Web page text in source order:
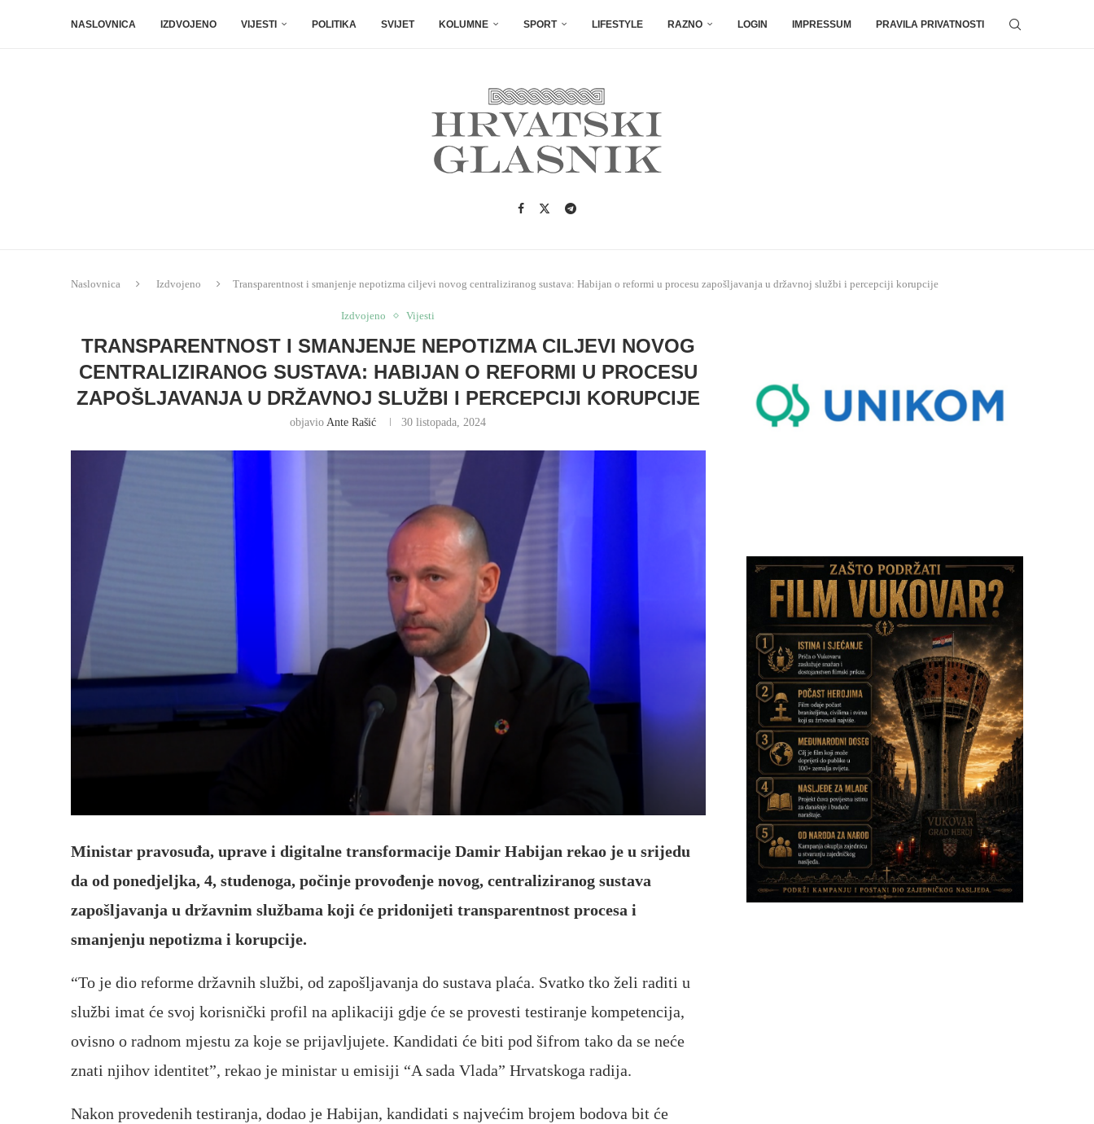
NASLOVNICA IZDVOJENO VIJESTI POLITIKA SVIJET KOLUMNE SPORT LIFESTYLE RAZNO LOGIN IMPRESSUM PRAVILA PRIVATNOSTI
Naslovnica Izdvojeno Transparentnost i smanjenje nepotizma ciljevi novog centraliziranog sustava: Habijan o reformi u procesu zapošljavanja u državnoj službi i percepciji korupcije
Izdvojeno Vijesti
TRANSPARENTNOST I SMANJENJE NEPOTIZMA CILJEVI NOVOG
CENTRALIZIRANOG SUSTAVA: HABIJAN O REFORMI U PROCESU
ZAPOŠLJAVANJA U DRŽAVNOJ SLUŽBI I PERCEPCIJI KORUPCIJE
objavioAnte Rašić 30 listopada, 2024
Ministar pravosuđa, uprave i digitalne transformacije Damir Habijan rekao je u srijedu
da od ponedjeljka, 4, studenoga, počinje provođenje novog, centraliziranog sustava
zapošljavanja u državnim službama koji će pridonijeti transparentnost procesa i
smanjenju nepotizma i korupcije.
“To je dio reforme državnih službi, od zapošljavanja do sustava plaća. Svatko tko želi raditi u
službi imat će svoj korisnički profil na aplikaciji gdje će se provesti testiranje kompetencija,
ovisno o radnom mjestu za koje se prijavljujete. Kandidati će biti pod šifrom tako da se neće
znati njihov identitet”, rekao je ministar u emisiji “A sada Vlada” Hrvatskoga radija.
Nakon provedenih testiranja, dodao je Habijan, kandidati s najvećim brojem bodova bit će